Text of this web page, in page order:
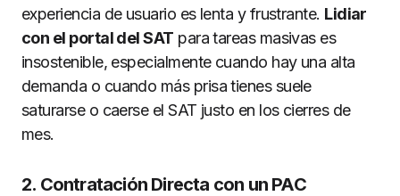
experiencia de usuario es lenta y frustrante. Lidiar
con el portal del SAT para tareas masivas es
insostenible, especialmente cuando hay una alta
demanda o cuando más prisa tienes suele
saturarse o caerse el SAT justo en los cierres de
mes.
2. Contratación Directa con un PAC